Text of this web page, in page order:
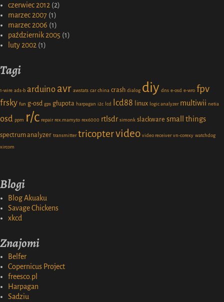
czerwiec 2012 (2)
marzec 2007 (1)
marzec 2006 (1)
październik 2005 (1)
luty 2002 (1)
Tagi
1-wire ads-b arduino avr awstats car china crash dialog diy dns e-osd e-wro fpv
frsky fun g-osd gps głupota harpagan i2c lcd lcd88 linux logic analyzer multiwii netia
osd ppm r/c repair rex.mamy.to rex6000 rtlsdr simonk slackware small things
spectrum analyzer transmitter tricoptervideo video receiver vn-corexy watchdog
xircom
Blogi
Blog Akuaku
Savage Chickens
xkcd
Znajomi
Belfer
Copernicus Project
freesco.pl
Harpagan
Sadziu